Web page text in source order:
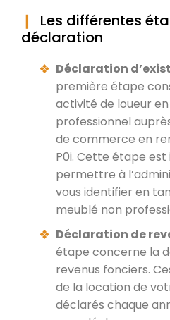
Les différentes
déclaration
Déclaration
première étape
activité de loueur
professionnel
de commerce en
P0i. Cette étape
permettre à
vous identifier en
meublé non
Déclaration de
étape concerne la
revenus fonciers.
de la location de
déclarés chaque